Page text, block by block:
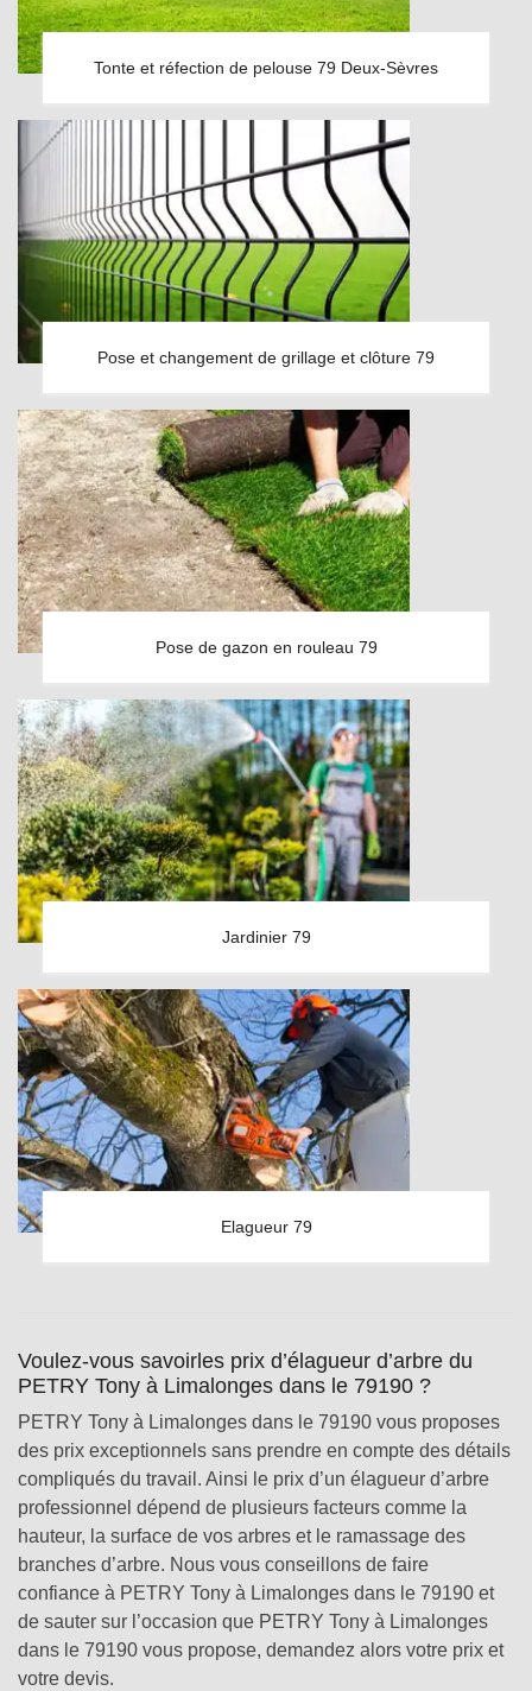
Tonte et réfection de pelouse 79 Deux-Sèvres
Pose et changement de grillage et clôture 79
Pose de gazon en rouleau 79
Jardinier 79
Elagueur 79
Voulez-vous savoirles prix d’élagueur d’arbre du
PETRY Tony à Limalonges dans le 79190 ?
PETRY Tony à Limalonges dans le 79190 vous proposes
des prix exceptionnels sans prendre en compte des détails
compliqués du travail. Ainsi le prix d’un élagueur d’arbre
professionnel dépend de plusieurs facteurs comme la
hauteur, la surface de vos arbres et le ramassage des
branches d’arbre. Nous vous conseillons de faire
confiance à PETRY Tony à Limalonges dans le 79190 et
de sauter sur l’occasion que PETRY Tony à Limalonges
dans le 79190 vous propose, demandez alors votre prix et
votre devis.